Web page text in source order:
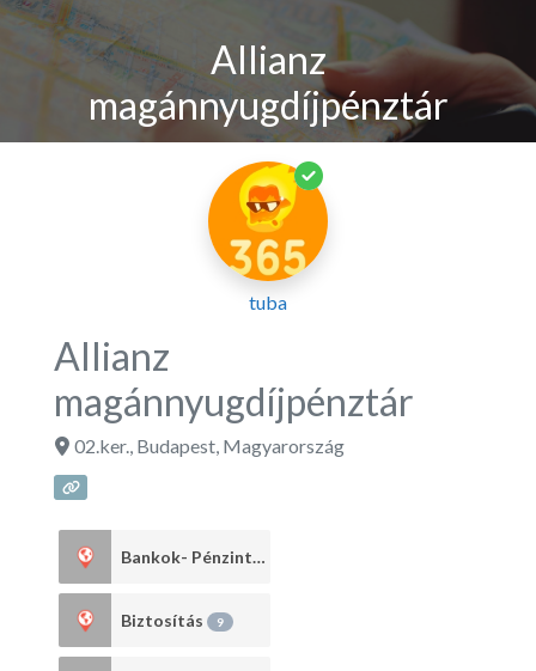
Allianz
magánnyugdíjpénztár
tuba
Allianz
magánnyugdíjpénztár
02.ker., Budapest, Magyarország
Bankok- Pénzintézetek
Biztosítás 9